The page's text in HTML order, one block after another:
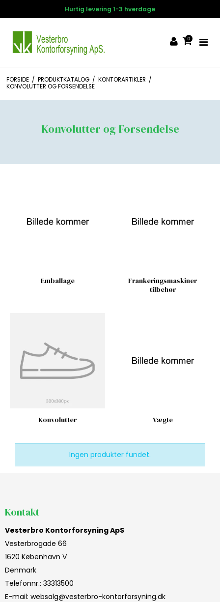
Hurtig levering 1-3 hverdage
0
FORSIDE / PRODUKTKATALOG / KONTORARTIKLER /
KONVOLUTTER OG FORSENDELSE
Konvolutter og Forsendelse
Emballage
Frankeringsmaskiner
tilbehør
Konvolutter Vægte
Ingen produkter fundet.
Kontakt
Vesterbro Kontorforsyning ApS
Vesterbrogade 66
1620 København V
Denmark
Telefonnr.: 33313500
E-mail: websalg@vesterbro-kontorforsyning.dk